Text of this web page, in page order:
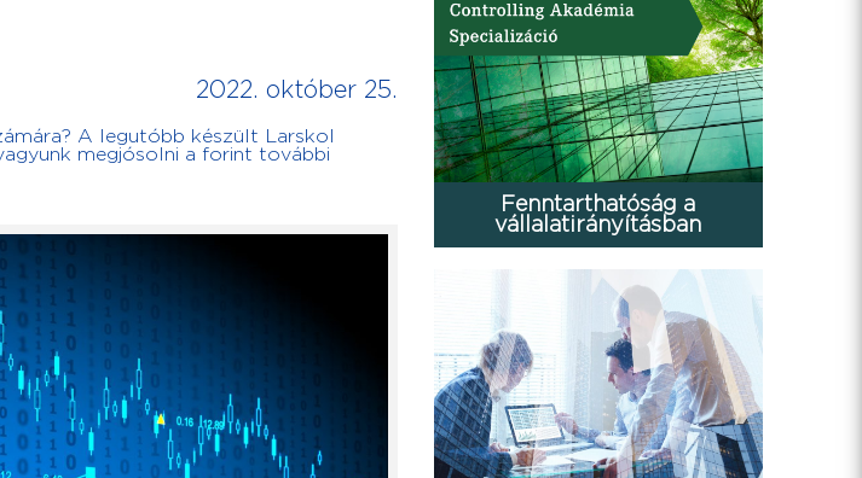
2022. október 25.
A legutóbb készült Larskol
megjósolni a forint további
Fenntarthatóság a
vállalatirányításban